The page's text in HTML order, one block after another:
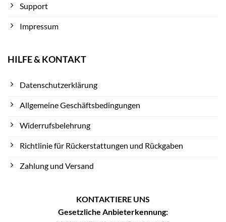
Support
Impressum
HILFE & KONTAKT
Datenschutzerklärung
Allgemeine Geschäftsbedingungen
Widerrufsbelehrung
Richtlinie für Rückerstattungen und Rückgaben
Zahlung und Versand
KONTAKTIERE UNS
Gesetzliche Anbieterkennung: